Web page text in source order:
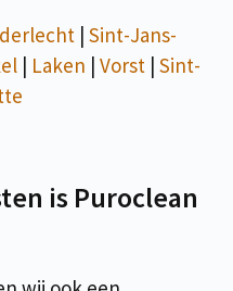
Sint-Jans-
Laken Vorst Sint-
is Puroclean